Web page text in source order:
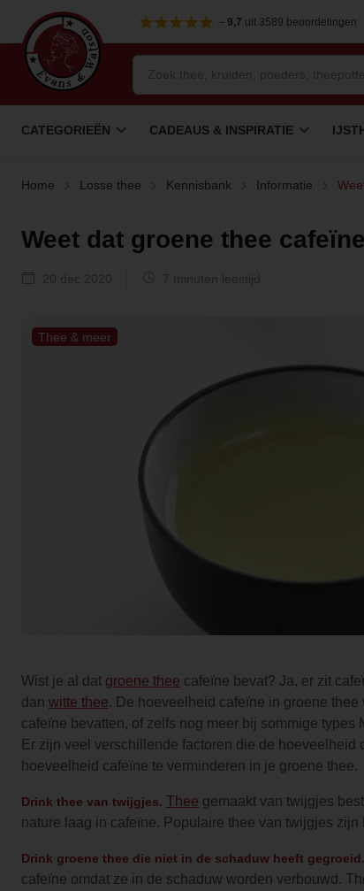
– 9,7 uit 3589 beoordelingen
CATEGORIEËN CADEAUS & INSPIRATIE
Home Losse thee Kennisbank Informatie
Weet dat groene thee
Thee & meer
Wist je al dat groene thee cafeïne bevat? Ja, er zit
dan witte thee. De hoeveelheid cafeïne in groene
cafeïne bevatten, of zelfs nog meer bij sommige
Er zijn veel verschillende factoren die de
hoeveelheid cafeïne te verminderen in je groene thee.
Drink thee van twijgjes. Thee gemaakt van twijgjes
nature laag in cafeïne. Populaire thee van twijgjes
Drink groene thee die niet in de schaduw heeft gegroeid.
cafeïne omdat ze in de schaduw worden verbouwd.